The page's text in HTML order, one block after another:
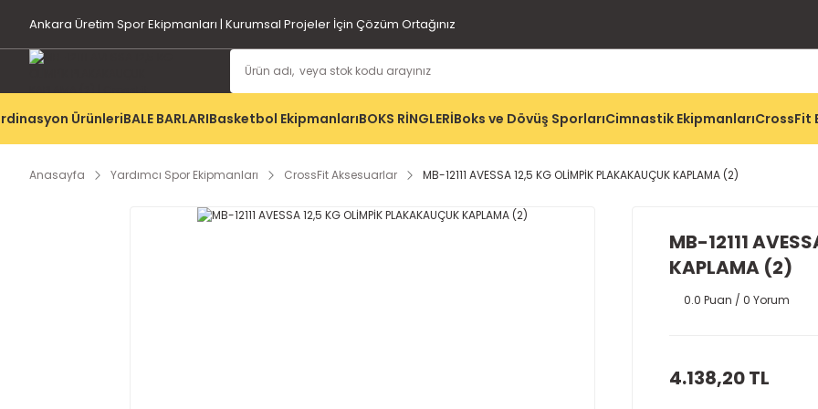
Ankara Üretim Spor Ekipmanları | Kurumsal Projeler İçin Çözüm Ortağınız
ÜrünleriBALE BARLARIBasketbol EkipmanlarıBOKS RİNGLERİBoks ve Dövüş SporlarıCimnastik EkipmanlarıCrossFit
Anasayfa Yardımcı Spor Ekipmanları CrossFit Aksesuarlar MB-12111 AVESSA 12,5 KG OLİMPİK PLAKAKAUÇUK KAPLAMA (2)
MB-12111
KAPLAMA (2)
0.0 Puan / 0 Yorum
4.138,20 TL